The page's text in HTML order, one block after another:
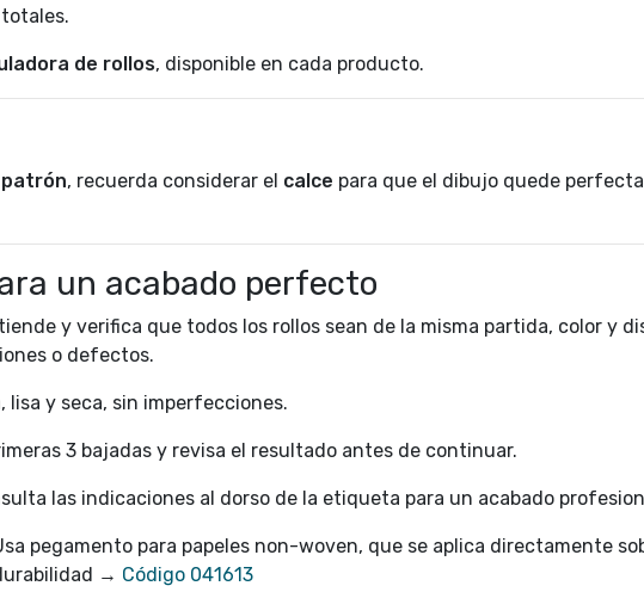
de rollos, disponible en cada producto.
, recuerda considerar el calce para que el dibujo quede
un acabado perfecto
y verifica que todos los rollos sean de la misma partida, color y
o defectos.
lisa y seca, sin imperfecciones.
3 bajadas y revisa el resultado antes de continuar.
las indicaciones al dorso de la etiqueta para un acabado
pegamento para papeles non-woven, que se aplica directamente
→ Código 041613